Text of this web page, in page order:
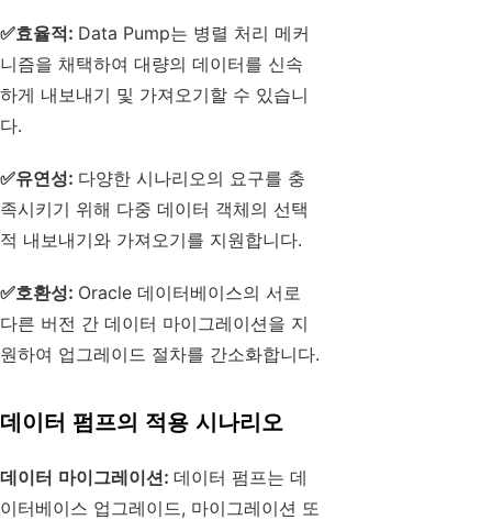
✅효율적: Data Pump는 병렬 처리 메커
니즘을 채택하여 대량의 데이터를 신속
하게 내보내기 및 가져오기할 수 있습니
다.
✅유연성: 다양한 시나리오의 요구를 충
족시키기 위해 다중 데이터 객체의 선택
적 내보내기와 가져오기를 지원합니다.
✅호환성: Oracle 데이터베이스의 서로
다른 버전 간 데이터 마이그레이션을 지
원하여 업그레이드 절차를 간소화합니다.
데이터 펌프의 적용 시나리오
데이터 마이그레이션: 데이터 펌프는 데
이터베이스 업그레이드, 마이그레이션 또